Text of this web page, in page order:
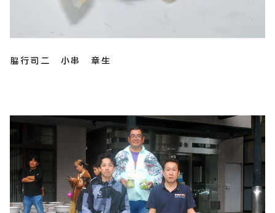
脇行司二 小串 章生